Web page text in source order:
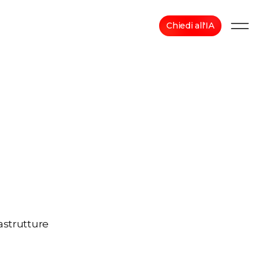
Chiedi all'IA